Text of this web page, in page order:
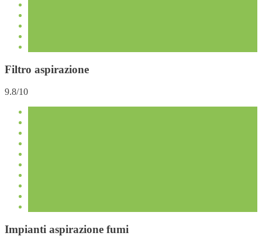
Filtro aspirazione
9.8/10
Impianti aspirazione fumi